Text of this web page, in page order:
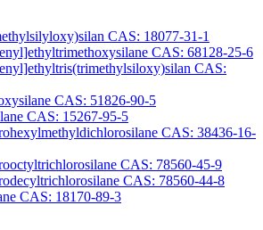
CAS: 18077-31-1
CAS: 68128-25-6
CAS:
CAS: 51826-90-5
CAS: 15267-95-5
CAS: 38436-16-
CAS: 78560-45-9
CAS: 78560-44-8
CAS: 18170-89-3